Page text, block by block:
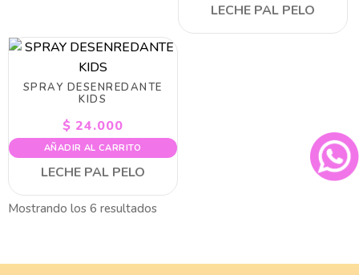
LECHE PAL PELO
SPRAY DESENREDANTE
KIDS
$ 24.000
AÑADIR AL CARRITO
LECHE PAL PELO
Mostrando los 6 resultados